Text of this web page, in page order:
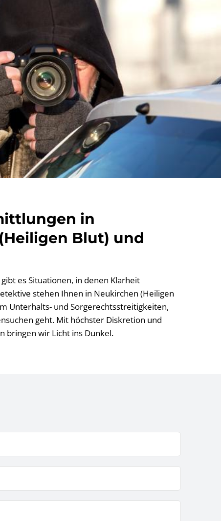
in
Blut) und
es Situationen, in denen Klarheit
stehen Ihnen in Neukirchen (Heiligen
Unterhalts- und Sorgerechtsstreitigkeiten,
geht. Mit höchster Diskretion und
bringen wir Licht ins Dunkel.